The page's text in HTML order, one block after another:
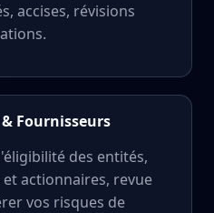
accises, révisions
Fournisseurs
des entités,
actionnaires, revue
vos risques de